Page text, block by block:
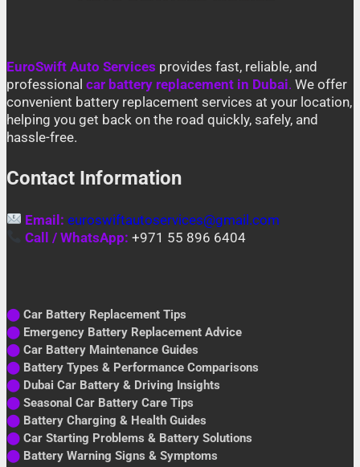
EuroSwift Auto Services provides fast, reliable, and
professional car battery replacement in Dubai. We offer
convenient battery replacement services at your location,
helping you get back on the road quickly, safely, and
hassle-free.
Contact Information
Email: euroswiftautoservices@gmail.com
Call / WhatsApp: +971 55 896 6404
⬤ Car Battery Replacement Tips
⬤ Emergency Battery Replacement Advice
⬤ Car Battery Maintenance Guides
⬤ Battery Types & Performance Comparisons
⬤ Dubai Car Battery & Driving Insights
⬤ Seasonal Car Battery Care Tips
⬤ Battery Charging & Health Guides
⬤ Car Starting Problems & Battery Solutions
⬤ Battery Warning Signs & Symptoms